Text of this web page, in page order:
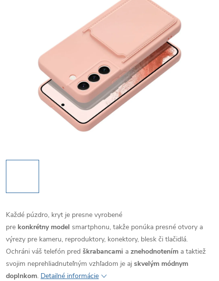
Každé púzdro, kryt je presne vyrobené
pre konkrétny model smartphonu, takže ponúka presné otvory a
výrezy pre kameru, reproduktory, konektory, blesk či tlačidlá.
Ochráni váš telefón pred škrabancami a znehodnotením a taktiež
svojim neprehliadnuteľným vzhľadom je aj skvelým módnym
doplnkom. Detailné informácie